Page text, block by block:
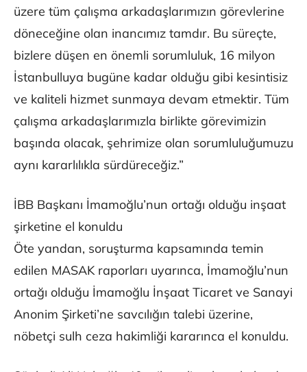
üzere tüm çalışma arkadaşlarımızın görevlerine
döneceğine olan inancımız tamdır. Bu süreçte,
bizlere düşen en önemli sorumluluk, 16 milyon
İstanbulluya bugüne kadar olduğu gibi kesintisiz
ve kaliteli hizmet sunmaya devam etmektir. Tüm
çalışma arkadaşlarımızla birlikte görevimizin
başında olacak, şehrimize olan sorumluluğumuzu
aynı kararlılıkla sürdüreceğiz.”
İBB Başkanı İmamoğlu’nun ortağı olduğu inşaat
şirketine el konuldu
Öte yandan, soruşturma kapsamında temin
edilen MASAK raporları uyarınca, İmamoğlu’nun
ortağı olduğu İmamoğlu İnşaat Ticaret ve Sanayi
Anonim Şirketi’ne savcılığın talebi üzerine,
nöbetçi sulh ceza hakimliği kararınca el konuldu.